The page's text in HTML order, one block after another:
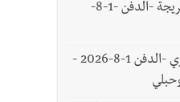
وفاة الحاج زكي حسن فريجة -الدفن -1-8-
وفاة بدرية يوسف بديري -الدفن 1-8-2026 -